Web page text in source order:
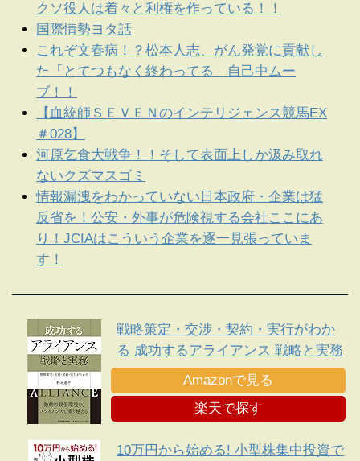
クソ役人は着々と利権を作っている！！
国際情勢ヨタ話
これぞ文春病！？松本人志、がん発覚に貢献し
た「とてつもなく終わってる」自己中ムー
ブ！！
【血統師ＳＥＶＥＮのインテリジェンス競馬EX
＃028】
河原乞食大戦争！！そして表面上しか汲み取れ
ないクズマスゴミ
情報漏洩をわかっていない日本政府・企業は猛
反省を！公安・外事が危険視する会社ここにあ
り！JCIAはこういう企業を逐一見張っていま
す！
戦略策定・交渉・契約・実行がわか
る 成功するアライアンス 戦略と実務
Amazonで見る
楽天で探す
10万円から始める! 小型株集中投資で